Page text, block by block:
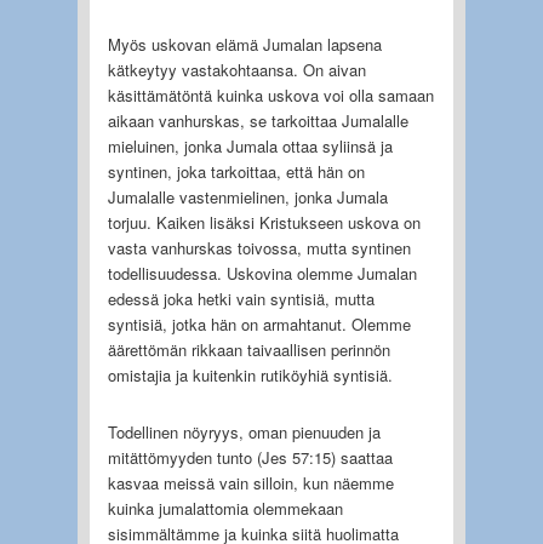
Myös uskovan elämä Jumalan lapsena
kätkeytyy vastakohtaansa. On aivan
käsittämätöntä kuinka uskova voi olla samaan
aikaan vanhurskas, se tarkoittaa Jumalalle
mieluinen, jonka Jumala ottaa syliinsä ja
syntinen, joka tarkoittaa, että hän on
Jumalalle vastenmielinen, jonka Jumala
torjuu. Kaiken lisäksi Kristukseen uskova on
vasta vanhurskas toivossa, mutta syntinen
todellisuudessa. Uskovina olemme Jumalan
edessä joka hetki vain syntisiä, mutta
syntisiä, jotka hän on armahtanut. Olemme
äärettömän rikkaan taivaallisen perinnön
omistajia ja kuitenkin rutiköyhiä syntisiä.
Todellinen nöyryys, oman pienuuden ja
mitättömyyden tunto (Jes 57:15) saattaa
kasvaa meissä vain silloin, kun näemme
kuinka jumalattomia olemmekaan
sisimmältämme ja kuinka siitä huolimatta